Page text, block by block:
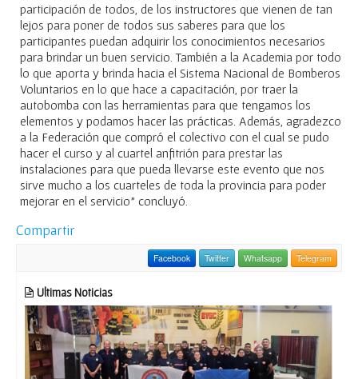
participación de todos, de los instructores que vienen de tan
lejos para poner de todos sus saberes para que los
participantes puedan adquirir los conocimientos necesarios
para brindar un buen servicio. También a la Academia por todo
lo que aporta y brinda hacia el Sistema Nacional de Bomberos
Voluntarios en lo que hace a capacitación, por traer la
autobomba con las herramientas para que tengamos los
elementos y podamos hacer las prácticas. Además, agradezco
a la Federación que compró el colectivo con el cual se pudo
hacer el curso y al cuartel anfitrión para prestar las
instalaciones para que pueda llevarse este evento que nos
sirve mucho a los cuarteles de toda la provincia para poder
mejorar en el servicio” concluyó.
Compartir
Facebook Twitter Whatsapp Telegram
Ultimas Noticias